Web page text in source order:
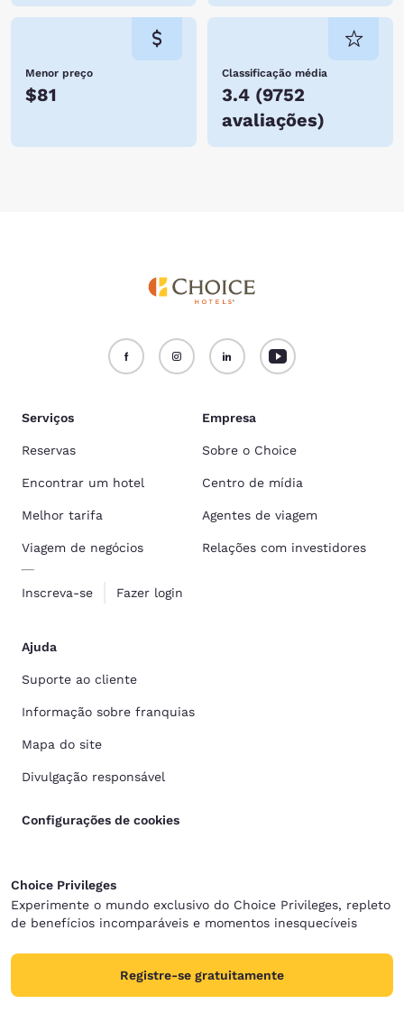
Menor preço
$81
Classificação média
3.4 (9752
avaliações)
Serviços
Reservas
Encontrar um hotel
Melhor tarifa
Viagem de negócios
Inscreva-se Fazer login
Empresa
Sobre o Choice
Centro de mídia
Agentes de viagem
Relações com investidores
Ajuda
Suporte ao cliente
Informação sobre franquias
Mapa do site
Divulgação responsável
Configurações de cookies
Choice Privileges
Experimente o mundo exclusivo do Choice Privileges, repleto
de benefícios incomparáveis e momentos inesquecíveis
Registre-se gratuitamente